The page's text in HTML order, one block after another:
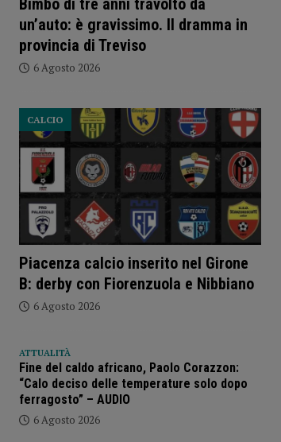
Bimbo di tre anni travolto da
un’auto: è gravissimo. Il dramma in
provincia di Treviso
6 Agosto 2026
Piacenza calcio inserito nel Girone
B: derby con Fiorenzuola e Nibbiano
CALCIO
6 Agosto 2026
ATTUALITÀ
Fine del caldo africano, Paolo Corazzon:
“Calo deciso delle temperature solo dopo
ferragosto” – AUDIO
6 Agosto 2026